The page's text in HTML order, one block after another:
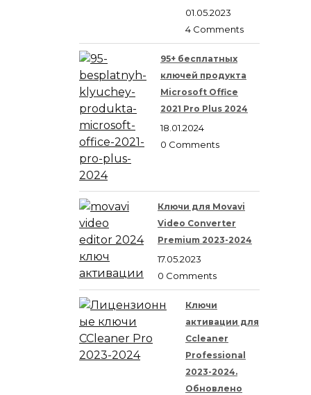
01.05.2023
4 Comments
95+ бесплатных
ключей продукта
Microsoft Office
2021 Pro Plus 2024
18.01.2024
0 Comments
Ключи для Movavi
Video Converter
Premium 2023-2024
17.05.2023
0 Comments
Ключи
активации для
Ccleaner
Professional
2023-2024.
Обновлено